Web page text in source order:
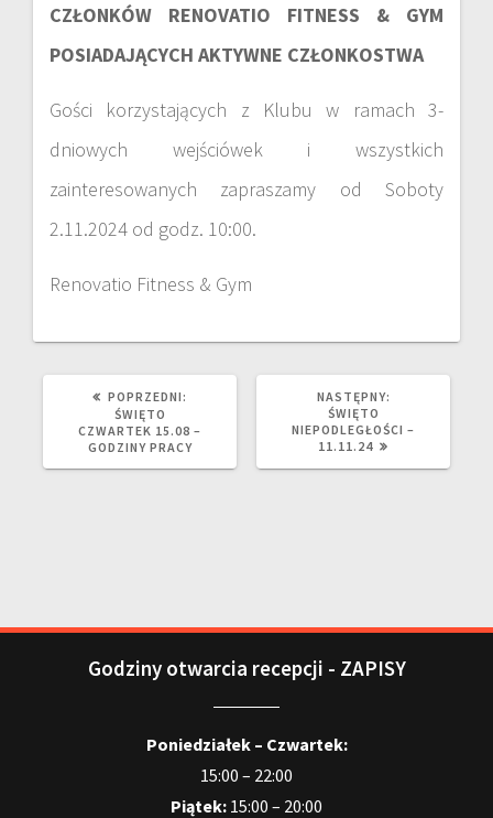
CZŁONKÓW RENOVATIO FITNESS & GYM
POSIADAJĄCYCH AKTYWNE CZŁONKOSTWA
Gości korzystających z Klubu w ramach 3-
dniowych wejściówek i wszystkich
zainteresowanych zapraszamy od Soboty
2.11.2024 od godz. 10:00.
Renovatio Fitness & Gym
POPRZEDNI:
ŚWIĘTO
CZWARTEK 15.08 –
GODZINY PRACY
NASTĘPNY:
ŚWIĘTO
NIEPODLEGŁOŚCI –
11.11.24
Godziny otwarcia recepcji - ZAPISY
Poniedziałek – Czwartek:
15:00 – 22:00
Piątek: 15:00 – 20:00